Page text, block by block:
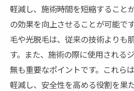
軽減し、施術時間を短縮すること
の効果を向上させることが可能で
毛や光脱毛は、従来の技術よりも
す。また、施術の際に使用される
無も重要なポイントです。これら
軽減し、安全性を高める役割を果